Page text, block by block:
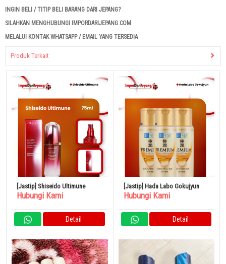
INGIN BELI / TITIP BELI BARANG DARI JEPANG?
SILAHKAN MENGHUBUNGI IMPORDARIJEPANG.COM
MELALUI KONTAK WHATSAPP / EMAIL YANG TERSEDIA
Produk Terkait
[Jastip] Shiseido Ultimune
Hubungi Kami
Detail
[Jastip] Hada Labo Gokujyun
Hubungi Kami
Detail